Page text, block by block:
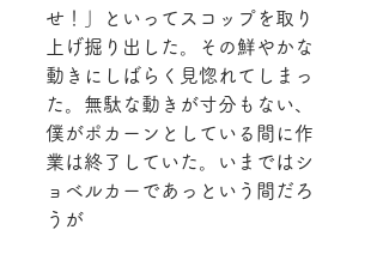
せ！」といってスコップを取り
上げ掘り出した。その鮮やかな
動きにしばらく見惚れてしまっ
た。無駄な動きが寸分もない、
僕がポカーンとしている間に作
業は終了していた。いまではシ
ョベルカーであっという間だろ
うが